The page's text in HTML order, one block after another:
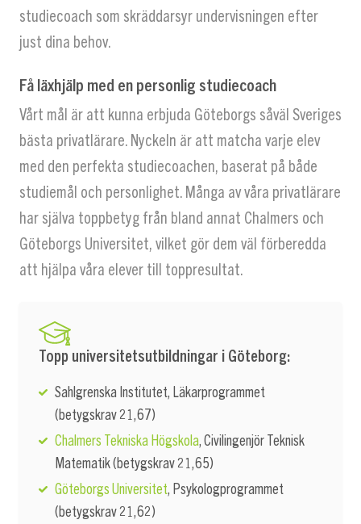
studiecoach som skräddarsyr undervisningen efter
just dina behov.
Få läxhjälp med en personlig studiecoach
Vårt mål är att kunna erbjuda Göteborgs såväl Sveriges
bästa privatlärare. Nyckeln är att matcha varje elev
med den perfekta studiecoachen, baserat på både
studiemål och personlighet. Många av våra privatlärare
har själva toppbetyg från bland annat Chalmers och
Göteborgs Universitet, vilket gör dem väl förberedda
att hjälpa våra elever till toppresultat.
Topp universitetsutbildningar i Göteborg:
Sahlgrenska Institutet, Läkarprogrammet
(betygskrav 21,67)
Chalmers Tekniska Högskola, Civilingenjör Teknisk
Matematik (betygskrav 21,65)
Göteborgs Universitet, Psykologprogrammet
(betygskrav 21,62)